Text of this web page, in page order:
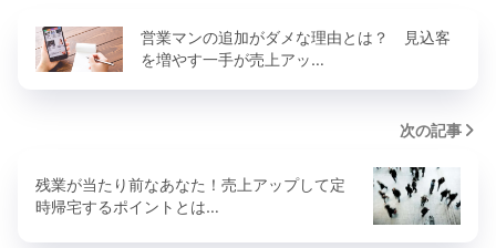
営業マンの追加がダメな理由とは？ 見込客
を増やす一手が売上アッ…
次の記事
残業が当たり前なあなた！売上アップして定
時帰宅するポイントとは…